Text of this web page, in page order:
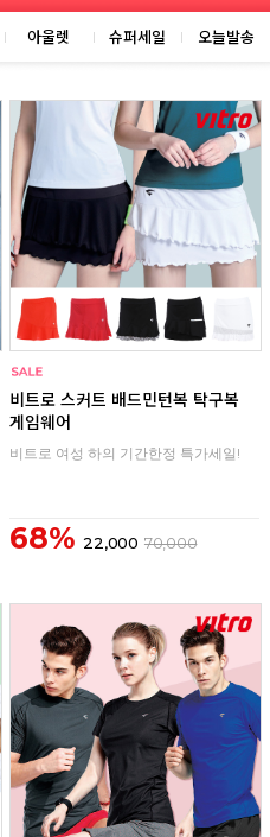
아울렛 슈퍼세일 오늘발송
비트로 스커트 배드민턴복 탁구복
게임웨어
비트로 여성 하의 기간한정 특가세일!
68% 22,000 70,000